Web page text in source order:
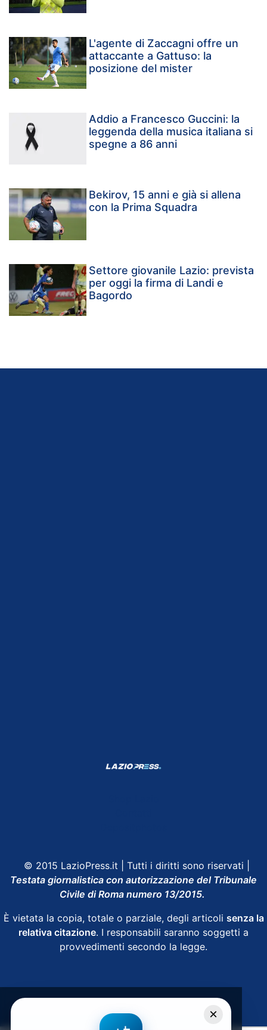
L'agente di Zaccagni offre un
attaccante a Gattuso: la
posizione del mister
Addio a Francesco Guccini: la
leggenda della musica italiana si
spegne a 86 anni
Bekirov, 15 anni e già si allena
con la Prima Squadra
Settore giovanile Lazio: prevista
per oggi la firma di Landi e
Bagordo
© 2015 LazioPress.it | Tutti i diritti sono riservati |
Testata giornalistica con autorizzazione del Tribunale
Civile di Roma numero 13/2015.
È vietata la copia, totale o parziale, degli articoli senza la
relativa citazione. I responsabili saranno soggetti a
provvedimenti secondo la legge.
×